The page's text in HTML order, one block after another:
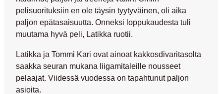
pelisuorituksiin en ole täysin tyytyväinen, oli aika
paljon epätasaisuutta. Onneksi loppukaudesta tuli
muutama hyvä peli, Latikka ruotii.
Latikka ja Tommi Kari ovat ainoat kakkosdivaritasolta
saakka seuran mukana liigamitaleille nousseet
pelaajat. Viidessä vuodessa on tapahtunut paljon
asioita.